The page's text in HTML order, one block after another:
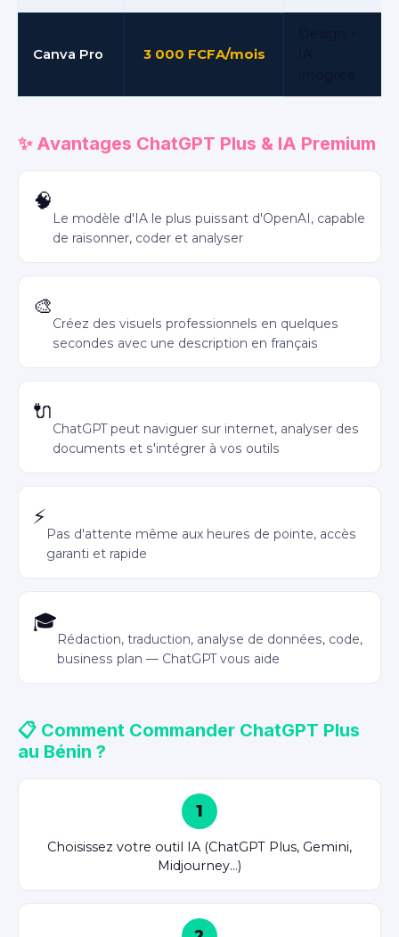
Canva Pro 3 000 FCFA/mois
✨ Avantages ChatGPT Plus & IA Premium
🧠
Le modèle d'IA le plus puissant d'OpenAI, capable
de raisonner, coder et analyser
🎨
Créez des visuels professionnels en quelques
secondes avec une description en français
🔌
ChatGPT peut naviguer sur internet, analyser des
documents et s'intégrer à vos outils
⚡
Pas d'attente même aux heures de pointe, accès
garanti et rapide
🎓
Rédaction, traduction, analyse de données, code,
business plan — ChatGPT vous aide
📋 Comment Commander ChatGPT Plus
au Bénin ?
1
Choisissez votre outil IA (ChatGPT Plus, Gemini,
Midjourney…)